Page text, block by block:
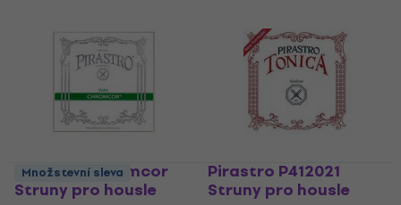
Pirastro Chromcor
Struny pro housle
Pirastro P412021
Struny pro housle
Množstevní sleva